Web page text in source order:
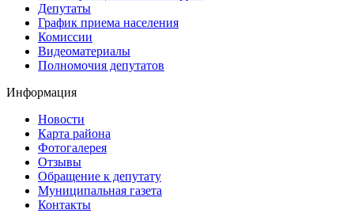
Депутаты
График приема населения
Комиссии
Видеоматериалы
Полномочия депутатов
Информация
Новости
Карта района
Фотогалерея
Отзывы
Обращение к депутату
Муниципальная газета
Контакты